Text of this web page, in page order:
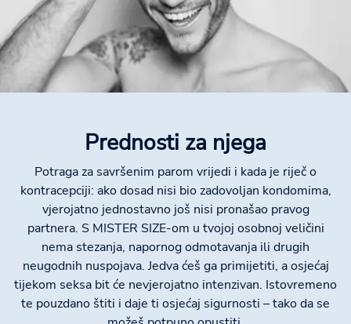
Prednosti za njega
Potraga za savršenim parom vrijedi i kada je riječ o
kontracepciji: ako dosad nisi bio zadovoljan kondomima,
vjerojatno jednostavno još nisi pronašao pravog
partnera. S MISTER SIZE-om u tvojoj osobnoj veličini
nema stezanja, napornog odmotavanja ili drugih
neugodnih nuspojava. Jedva ćeš ga primijetiti, a osjećaj
tijekom seksa bit će nevjerojatno intenzivan. Istovremeno
te pouzdano štiti i daje ti osjećaj sigurnosti – tako da se